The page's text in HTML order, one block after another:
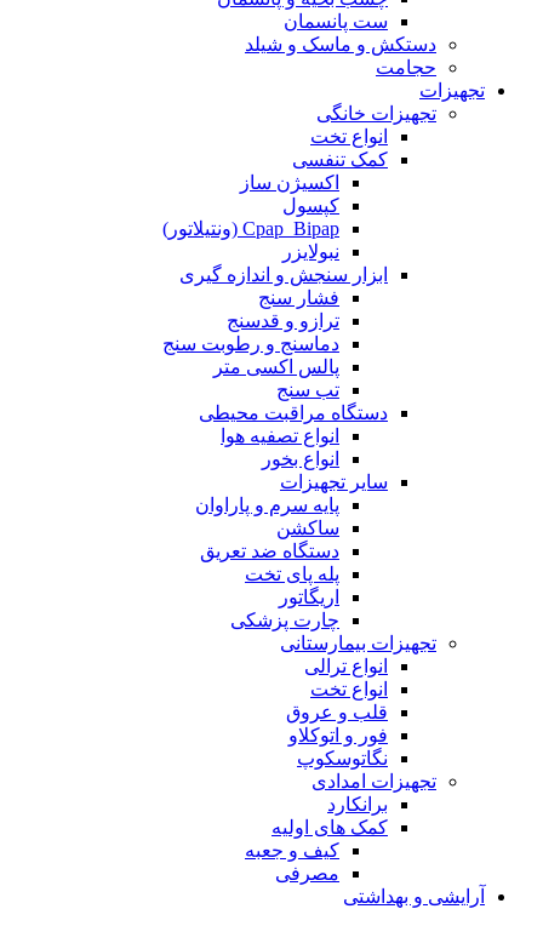
ست پانسمان
دستکش و ماسک و شیلد
حجامت
تجهیزات
تجهیزات خانگی
انواع تخت
کمک تنفسی
اکسیژن ساز
کپسول
Cpap_Bipap (ونتیلاتور)
نبولایزر
ابزار سنجش و اندازه گیری
فشار سنج
ترازو و قدسنج
دماسنج و رطوبت سنج
پالس اکسی متر
تب سنج
دستگاه مراقبت محیطی
انواع تصفیه هوا
انواع بخور
سایر تجهیزات
پایه سرم و پاراوان
ساکشن
دستگاه ضد تعریق
پله پای تخت
اریگاتور
چارت پزشکی
تجهیزات بیمارستانی
انواع ترالی
انواع تخت
قلب و عروق
فور و اتوکلاو
نگاتوسکوپ
تجهیزات امدادی
برانکارد
کمک های اولیه
کیف و جعبه
مصرفی
آرایشی و بهداشتی